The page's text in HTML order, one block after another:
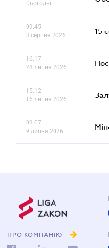
Сьогодні
09.45
3 серпня 2026
15
16.17
28 липня 2026
15.12
16 липня 2026
09.07
9 липня 2026
ПРО КОМПАНІЮ